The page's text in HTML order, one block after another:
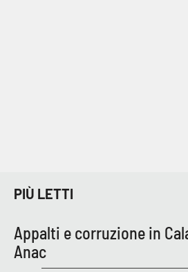
PIÙ LETTI
Appalti e corruzione in
Anac